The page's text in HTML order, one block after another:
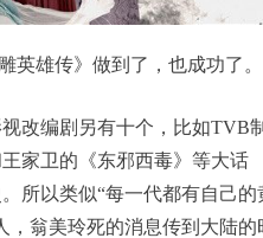
雄传》做到了，也成功了。
改编剧另有十个，比如TVB制
家卫的《东邪西毒》等大话
所以类似“每一代都有自己的
，翁美玲死的消息传到大陆的